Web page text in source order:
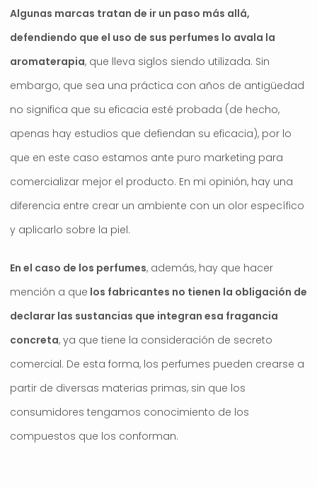
Algunas marcas tratan de ir un paso más allá,
defendiendo que el uso de sus perfumes lo avala la
aromaterapia, que lleva siglos siendo utilizada. Sin
embargo, que sea una práctica con años de antigüedad
no significa que su eficacia esté probada (de hecho,
apenas hay estudios que defiendan su eficacia), por lo
que en este caso estamos ante puro marketing para
comercializar mejor el producto. En mi opinión, hay una
diferencia entre crear un ambiente con un olor específico
y aplicarlo sobre la piel.
En el caso de los perfumes, además, hay que hacer
mención a que los fabricantes no tienen la obligación de
declarar las sustancias que integran esa fragancia
concreta, ya que tiene la consideración de secreto
comercial. De esta forma, los perfumes pueden crearse a
partir de diversas materias primas, sin que los
consumidores tengamos conocimiento de los
compuestos que los conforman.